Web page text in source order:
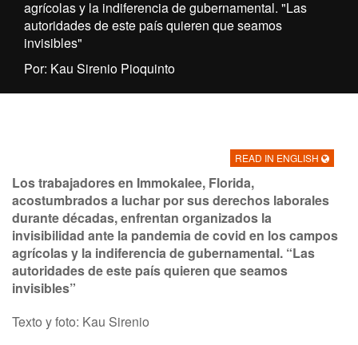
agrícolas y la indiferencia de gubernamental. "Las
autoridades de este país quieren que seamos
invisibles"
Por: Kau Sirenio Pioquinto
READ IN ENGLISH
Los trabajadores en Immokalee, Florida,
acostumbrados a luchar por sus derechos laborales
durante décadas, enfrentan organizados la
invisibilidad ante la pandemia de covid en los campos
agrícolas y la indiferencia de gubernamental. “Las
autoridades de este país quieren que seamos
invisibles”
Texto y foto: Kau Sirenio